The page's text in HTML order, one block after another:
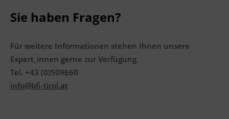
Sie haben Fragen?
Für weitere Informationen stehen Ihnen unsere
Expert_innen gerne zur Verfügung.
Tel. +43 (0)509660
info@bfi-tirol.at